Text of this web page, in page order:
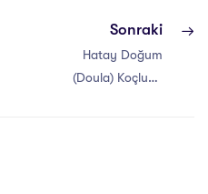
Sonraki
Hatay Doğum
(Doula) Koçluğu